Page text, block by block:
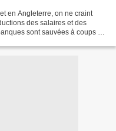
en Angleterre, on ne craint
des salaires et des
sont sauvées à coups de